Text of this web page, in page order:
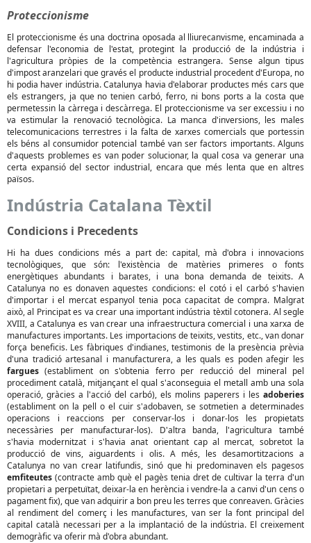
Proteccionisme
El proteccionisme és una doctrina oposada al lliurecanvisme, encaminada a
defensar l'economia de l'estat, protegint la producció de la indústria i
l'agricultura pròpies de la competència estrangera. Sense algun tipus
d'impost aranzelari que gravés el producte industrial procedent d'Europa, no
hi podia haver indústria. Catalunya havia d'elaborar productes més cars que
els estrangers, ja que no tenien carbó, ferro, ni bons ports a la costa que
permetessin la càrrega i descàrrega. El proteccionisme va ser excessiu i no
va estimular la renovació tecnològica. La manca d'inversions, les males
telecomunicacions terrestres i la falta de xarxes comercials que portessin
els béns al consumidor potencial també van ser factors importants. Alguns
d'aquests problemes es van poder solucionar, la qual cosa va generar una
certa expansió del sector industrial, encara que més lenta que en altres
països.
Indústria Catalana Tèxtil
Condicions i Precedents
Hi ha dues condicions més a part de: capital, mà d'obra i innovacions
tecnològiques, que són: l'existència de matèries primeres o fonts
energètiques abundants i barates, i una bona demanda de teixits. A
Catalunya no es donaven aquestes condicions: el cotó i el carbó s'havien
d'importar i el mercat espanyol tenia poca capacitat de compra. Malgrat
això, al Principat es va crear una important indústria tèxtil cotonera. Al segle
XVIII, a Catalunya es van crear una infraestructura comercial i una xarxa de
manufactures importants. Les importacions de teixits, vestits, etc., van donar
força beneficis. Les fàbriques d'indianes, testimonis de la presència prèvia
d'una tradició artesanal i manufacturera, a les quals es poden afegir les
fargues (establiment on s'obtenia ferro per reducció del mineral pel
procediment català, mitjançant el qual s'aconseguia el metall amb una sola
operació, gràcies a l'acció del carbó), els molins paperers i les adoberies
(establiment on la pell o el cuir s'adobaven, se sotmetien a determinades
operacions i reaccions per conservar-los i donar-los les propietats
necessàries per manufacturar-los). D'altra banda, l'agricultura també
s'havia modernitzat i s'havia anat orientant cap al mercat, sobretot la
producció de vins, aiguardents i olis. A més, les desamortitzacions a
Catalunya no van crear latifundis, sinó que hi predominaven els pagesos
emfiteutes (contracte amb què el pagès tenia dret de cultivar la terra d'un
propietari a perpetuïtat, deixar-la en herència i vendre-la a canvi d'un cens o
pagament fix), que van adquirir a bon preu les terres que conreaven. Gràcies
al rendiment del comerç i les manufactures, van ser la font principal del
capital català necessari per a la implantació de la indústria. El creixement
demogràfic va oferir mà d'obra abundant.